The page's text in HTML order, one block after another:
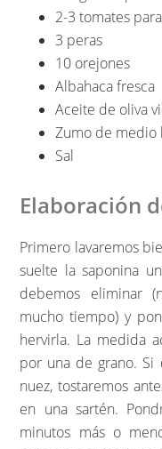
2-3 tomates
3 peras
10 orejones
Albahaca fresca
Aceite de oliva
Zumo de medio
Sal
Elaboración
Primero lavaremos
suelte la saponina
debemos eliminar
mucho tiempo) y
hervirla. La medida
por una de grano.
nuez, tostaremos
en una sartén.
minutos más o